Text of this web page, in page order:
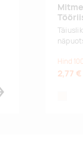
Hind
2,77 €